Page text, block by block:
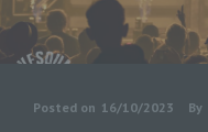
Posted on 16/10/2023 By